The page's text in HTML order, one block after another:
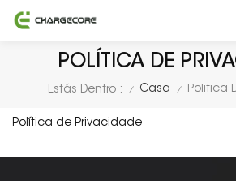
POLÍTICA DE
Estás Dentro : / Casa / Política
Política de Privacidade